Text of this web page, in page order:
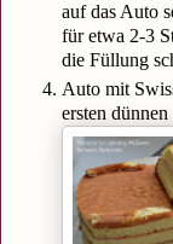
auf das Auto
für etwa 2-3
die Füllung
Auto mit
ersten